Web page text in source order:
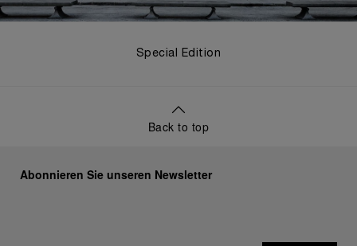
Special Edition
Back to top
Abonnieren Sie unseren Newsletter